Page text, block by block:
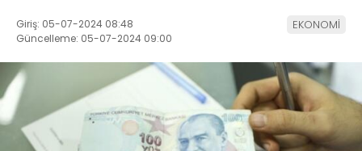
Giriş: 05-07-2024 08:48
Güncelleme: 05-07-2024 09:00
EKONOMİ